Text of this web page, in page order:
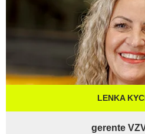
LENKA
gerente